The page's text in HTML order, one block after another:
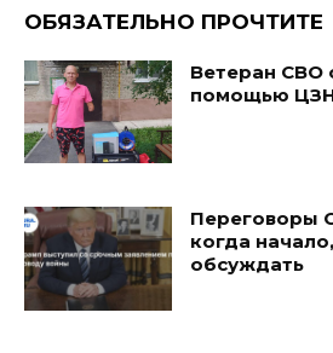
ОБЯЗАТЕЛЬНО ПРОЧТИТЕ
Ветеран СВО
помощью
Переговоры
когда
обсуждать